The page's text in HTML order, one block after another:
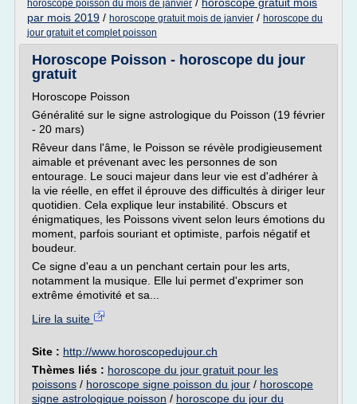
horoscope poisson du mois de janvier
par mois 2019 / horoscope gratuit mois de janvier / horoscope du
jour gratuit et complet poisson
Horoscope Poisson - horoscope du jour
gratuit
Horoscope Poisson
Généralité sur le signe astrologique du Poisson (19 février
- 20 mars)
Rêveur dans l'âme, le Poisson se révèle prodigieusement
aimable et prévenant avec les personnes de son
entourage. Le souci majeur dans leur vie est d'adhérer à
la vie réelle, en effet il éprouve des difficultés à diriger leur
quotidien. Cela explique leur instabilité. Obscurs et
énigmatiques, les Poissons vivent selon leurs émotions du
moment, parfois souriant et optimiste, parfois négatif et
boudeur.
Ce signe d'eau a un penchant certain pour les arts,
notamment la musique. Elle lui permet d'exprimer son
extrême émotivité et sa...
Lire la suite
Site : http://www.horoscopedujour.ch
Thèmes liés : horoscope du jour gratuit pour les
poissons / horoscope signe poisson du jour / horoscope
signe astrologique poisson / horoscope du jour du